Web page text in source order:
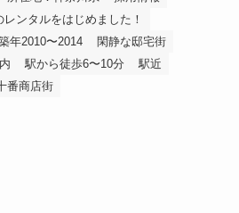
ンタルをはじめました！
年2010〜2014
閑静な邸宅街
駅から徒歩6〜10分
駅近
番商店街